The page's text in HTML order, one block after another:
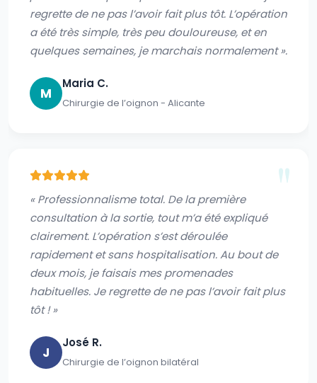
regrette de ne pas l’avoir fait plus tôt. L’opération
a été très simple, très peu douloureuse, et en
quelques semaines, je marchais normalement ».
M
Maria C.
Chirurgie de l’oignon - Alicante
« Professionnalisme total. De la première
consultation à la sortie, tout m’a été expliqué
clairement. L’opération s’est déroulée
rapidement et sans hospitalisation. Au bout de
deux mois, je faisais mes promenades
habituelles. Je regrette de ne pas l’avoir fait plus
tôt ! »
J
José R.
Chirurgie de l’oignon bilatéral